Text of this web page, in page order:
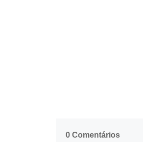
0 Comentários